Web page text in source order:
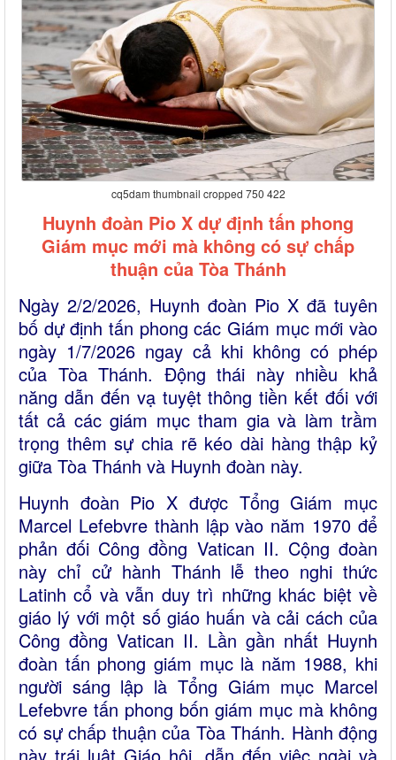
cq5dam thumbnail cropped 750 422
Huynh đoàn Pio X dự định tấn phong
Giám mục mới mà không có sự chấp
thuận của Tòa Thánh
Ngày 2/2/2026, Huynh đoàn Pio X đã tuyên
bố dự định tấn phong các Giám mục mới vào
ngày 1/7/2026 ngay cả khi không có phép
của Tòa Thánh. Động thái này nhiều khả
năng dẫn đến vạ tuyệt thông tiền kết đối với
tất cả các giám mục tham gia và làm trầm
trọng thêm sự chia rẽ kéo dài hàng thập kỷ
giữa Tòa Thánh và Huynh đoàn này.
Huynh đoàn Pio X được Tổng Giám mục
Marcel Lefebvre thành lập vào năm 1970 để
phản đối Công đồng Vatican II. Cộng đoàn
này chỉ cử hành Thánh lễ theo nghi thức
Latinh cổ và vẫn duy trì những khác biệt về
giáo lý với một số giáo huấn và cải cách của
Công đồng Vatican II. Lần gần nhất Huynh
đoàn tấn phong giám mục là năm 1988, khi
người sáng lập là Tổng Giám mục Marcel
Lefebvre tấn phong bốn giám mục mà không
có sự chấp thuận của Tòa Thánh. Hành động
này trái luật Giáo hội, dẫn đến việc ngài và